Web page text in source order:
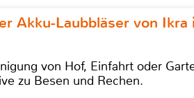
Akku-Laubbläser von
von Hof, Einfahrt oder
zu Besen und Rechen.